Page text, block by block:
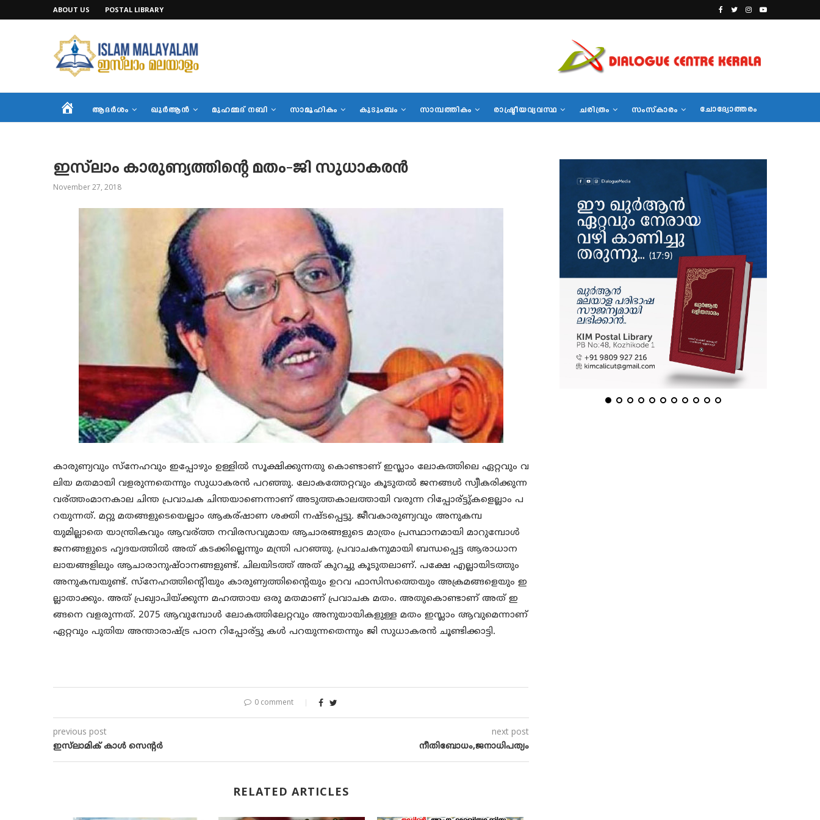
ABOUT US POSTAL LIBRARY
HOMEആദര്‍ശം ഖുര്‍ആന്‍ മുഹമ്മദ് നബി സാമൂഹികം കുടുംബം സാമ്പത്തികം രാഷ്ട്രീയവ്യവസ്ഥ ചരിത്രം സംസ്‌കാരം ചോദ്യോത്തരം
ഇസ്‌ലാം കാരുണ്യത്തിന്റെ മതം-ജി സുധാകരന്‍
November 27, 2018
കാരുണ്യവും സ്നേഹവും ഇപ്പോഴും ഉള്ളില്‍ സൂക്ഷിക്കുന്നതു കൊണ്ടാണ് ഇസ്ലാം ലോകത്തിലെ ഏറ്റവും വ
ലിയ മതമായി വളരുന്നതെന്നും സുധാകരന്‍ പറഞ്ഞു. ലോകത്തേറ്റവും കൂടുതല്‍ ജനങ്ങള്‍ സ്വീകരിക്കുന്ന
വര്ത്തംമാനകാല ചിന്ത പ്രവാചക ചിന്തയാണെന്നാണ് അടുത്തകാലത്തായി വരുന്ന റിപ്പോര്ട്ടു്കളെല്ലാം പ
റയുന്നത്. മറ്റു മതങ്ങളുടെയെല്ലാം ആകര്ഷാണ ശക്തി നഷ്ടപ്പെട്ടു. ജീവകാരുണ്യവും അനുകമ്പ
യുമില്ലാതെ യാന്ത്രികവും ആവര്ത്ത നവിരസവുമായ ആചാരങ്ങളുടെ മാത്രം പ്രസ്ഥാനമായി മാറുമ്പോള്‍
ജനങ്ങളുടെ ഹൃദയത്തില്‍ അത് കടക്കില്ലെന്നും മന്ത്രി പറഞ്ഞു. പ്രവാചകനുമായി ബന്ധപ്പെട്ട ആരാധാന
ലായങ്ങളിലും ആചാരാനുഷ്ഠാനങ്ങളുണ്ട്. ചിലയിടത്ത് അത് കുറച്ചു കൂടുതലാണ്. പക്ഷേ എല്ലായിടത്തും
അനുകമ്പയുണ്ട്. സ്നേഹത്തിന്റെിയും കാരുണ്യത്തിന്റെെയും ഉറവ ഫാസിസത്തെയും അക്രമങ്ങളെയും ഇ
ല്ലാതാക്കും. അത് പ്രഖ്യാപിയ്ക്കുന്ന മഹത്തായ ഒരു മതമാണ് പ്രവാചക മതം. അതുകൊണ്ടാണ് അത് ഇ
ങ്ങനെ വളരുന്നത്. 2075 ആവുമ്പോള്‍ ലോകത്തിലേറ്റവും അനുയായികളുള്ള മതം ഇസ്ലാം ആവുമെന്നാണ്
ഏറ്റവും പുതിയ അന്താരാഷ്ട്ര പഠന റിപ്പോര്ട്ടു കള്‍ പറയുന്നതെന്നും ജി സുധാകരന്‍ ചൂണ്ടിക്കാട്ടി.
0 comment
previous post
ഇസ്‌ലാമിക് കാള്‍ സെന്‍റര്‍
next post
നീതിബോധം,ജനാധിപത്യം
RELATED ARTICLES